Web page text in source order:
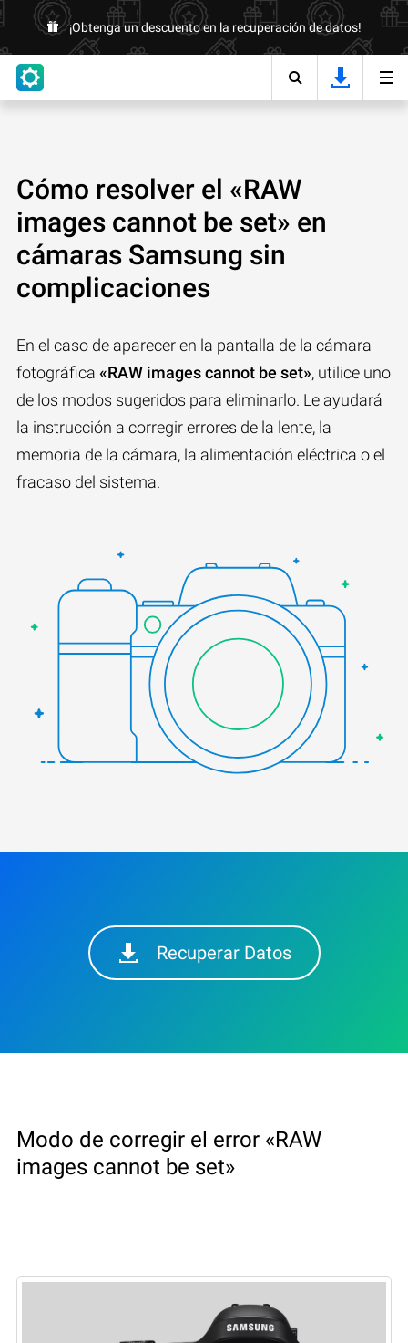
¡Obtenga un descuento en la recuperación de datos!
Cómo resolver el «RAW
images cannot be set» en
cámaras Samsung sin
complicaciones
En el caso de aparecer en la pantalla de la cámara
fotográfica «RAW images cannot be set», utilice uno
de los modos sugeridos para eliminarlo. Le ayudará
la instrucción a corregir errores de la lente, la
memoria de la cámara, la alimentación eléctrica o el
fracaso del sistema.
Recuperar Datos
Modo de corregir el error «RAW
images cannot be set»